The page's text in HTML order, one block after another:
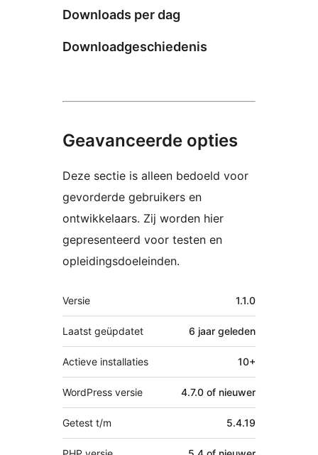
Downloads per dag
Downloadgeschiedenis
Geavanceerde opties
Deze sectie is alleen bedoeld voor
gevorderde gebruikers en
ontwikkelaars. Zij worden hier
gepresenteerd voor testen en
opleidingsdoeleinden.
Meta
Versie 1.1.0
Laatst geüpdatet 6 jaar geleden
Actieve installaties 10+
WordPress versie 4.7.0 of nieuwer
Getest t/m 5.4.19